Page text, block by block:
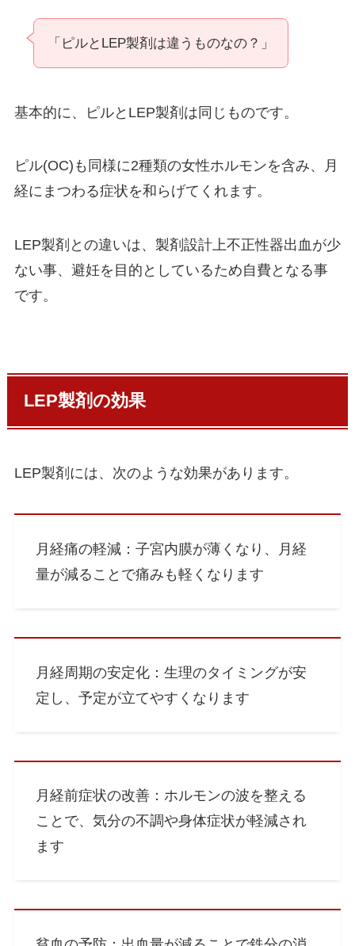
「ピルとLEP製剤は違うものなの？」
基本的に、ピルとLEP製剤は同じものです。
ピル(OC)も同様に2種類の女性ホルモンを含み、月
経にまつわる症状を和らげてくれます。
LEP製剤との違いは、製剤設計上不正性器出血が少
ない事、避妊を目的としているため自費となる事
です。
LEP製剤の効果
LEP製剤には、次のような効果があります。
月経痛の軽減：子宮内膜が薄くなり、月経
量が減ることで痛みも軽くなります
月経周期の安定化：生理のタイミングが安
定し、予定が立てやすくなります
月経前症状の改善：ホルモンの波を整える
ことで、気分の不調や身体症状が軽減され
ます